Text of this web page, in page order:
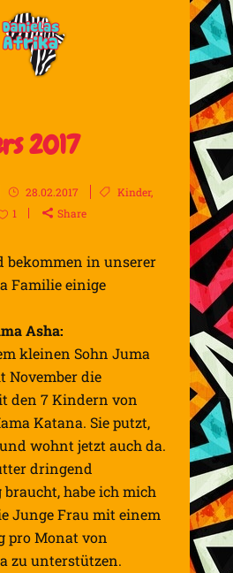
2017
28.02.2017 Kinder,
1 Share
bekommen in unserer
Familie einige
Asha:
kleinen Sohn Juma
November die
den 7 Kindern von
Katana. Sie putzt,
wohnt jetzt auch da.
dringend
habe ich mich
Junge Frau mit einem
pro Monat von
zu unterstützen.